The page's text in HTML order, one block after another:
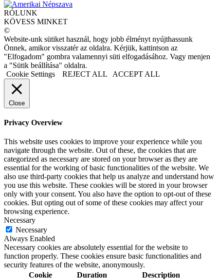
RÓLUNK
KÖVESS MINKET
©
Website-unk sütiket használ, hogy jobb élményt nyújthassunk
Önnek, amikor visszatér az oldalra. Kérjük, kattintson az
"Elfogadom" gombra valamennyi süti elfogadásához. Vagy menjen
a "Sütik beállítása" oldalra.
Cookie Settings
REJECT ALL ACCEPT ALL
Close
Privacy Overview
This website uses cookies to improve your experience while you
navigate through the website. Out of these, the cookies that are
categorized as necessary are stored on your browser as they are
essential for the working of basic functionalities of the website. We
also use third-party cookies that help us analyze and understand how
you use this website. These cookies will be stored in your browser
only with your consent. You also have the option to opt-out of these
cookies. But opting out of some of these cookies may affect your
browsing experience.
Necessary
Necessary
Always Enabled
Necessary cookies are absolutely essential for the website to
function properly. These cookies ensure basic functionalities and
security features of the website, anonymously.
Cookie
Duration Description